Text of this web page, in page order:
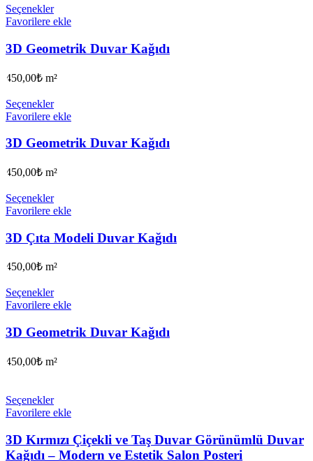
Seçenekler
Favorilere ekle
3D Geometrik Duvar Kağıdı
450,00₺ m²
Seçenekler
Favorilere ekle
3D Geometrik Duvar Kağıdı
450,00₺ m²
Seçenekler
Favorilere ekle
3D Çıta Modeli Duvar Kağıdı
450,00₺ m²
Seçenekler
Favorilere ekle
3D Geometrik Duvar Kağıdı
450,00₺ m²
Seçenekler
Favorilere ekle
3D Kırmızı Çiçekli ve Taş Duvar Görünümlü Duvar
Kağıdı – Modern ve Estetik Salon Posteri